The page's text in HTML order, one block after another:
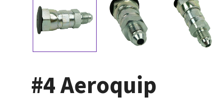
#4 Aeroquip